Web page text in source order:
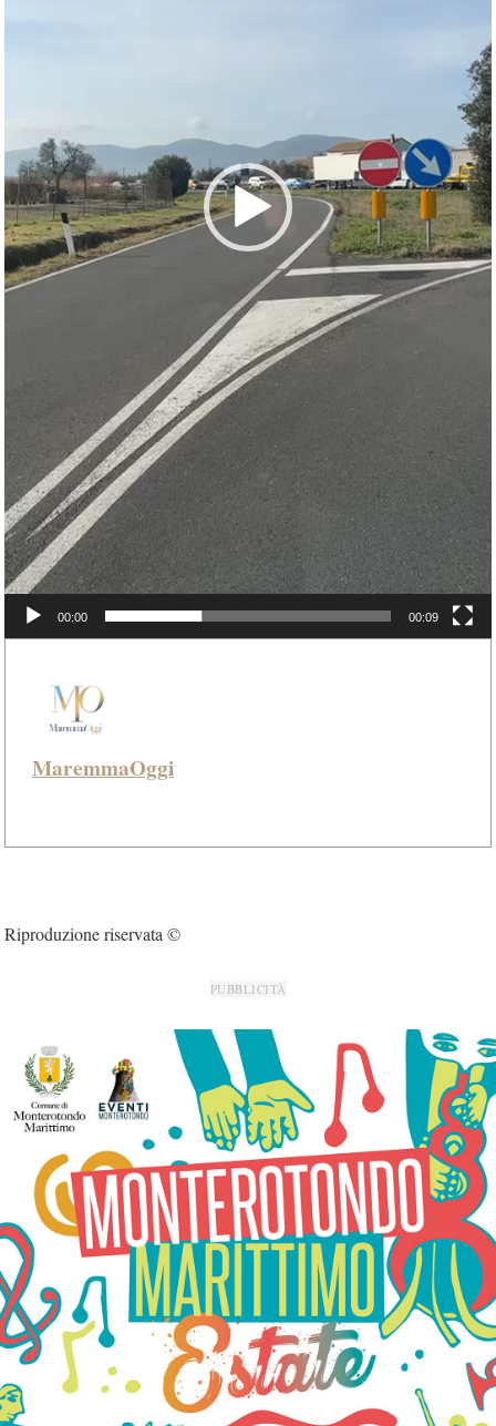
00:00 00:09
MaremmaOggi
Riproduzione riservata ©
PUBBLICITÀ